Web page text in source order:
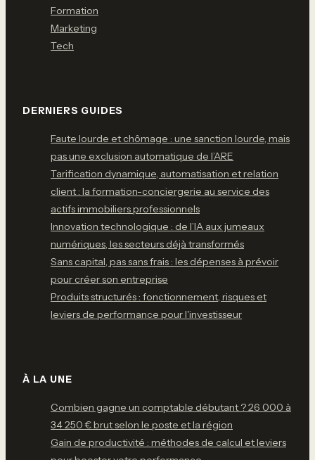
Formation
Marketing
Tech
DERNIERS GUIDES
Faute lourde et chômage : une sanction lourde, mais
pas une exclusion automatique de l’ARE
Tarification dynamique, automatisation et relation
client : la formation-conciergerie au service des
actifs immobiliers professionnels
Innovation technologique : de l’IA aux jumeaux
numériques, les secteurs déjà transformés
Sans capital, pas sans frais : les dépenses à prévoir
pour créer son entreprise
Produits structurés : fonctionnement, risques et
leviers de performance pour l'investisseur
À LA UNE
Combien gagne un comptable débutant ? 26 000 à
34 250 € brut selon le poste et la région
Gain de productivité : méthodes de calcul et leviers